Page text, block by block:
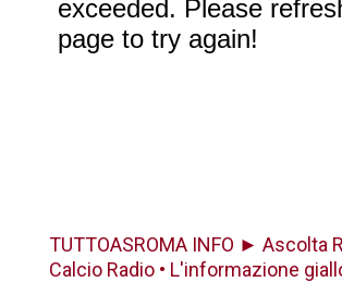
TUTTOASROMA INFO ► Ascolta
Calcio Radio • L'informazione